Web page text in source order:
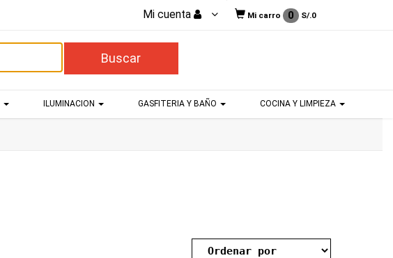
Mi cuenta Mi carro 0 S/.0
ILUMINACION GASFITERIA Y BAÑO COCINA Y LIMPIEZA